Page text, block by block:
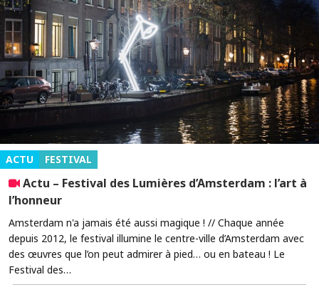
ACTU FESTIVAL
Actu – Festival des Lumières d’Amsterdam : l’art à
l’honneur
Amsterdam n'a jamais été aussi magique ! // Chaque année
depuis 2012, le festival illumine le centre-ville d’Amsterdam avec
des œuvres que l’on peut admirer à pied… ou en bateau ! Le
Festival des…